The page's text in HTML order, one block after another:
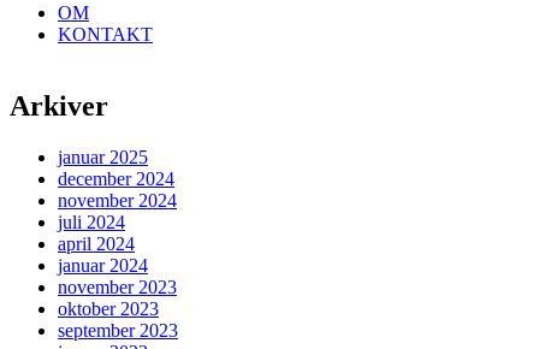
OM
KONTAKT
Arkiver
januar 2025
december 2024
november 2024
juli 2024
april 2024
januar 2024
november 2023
oktober 2023
september 2023